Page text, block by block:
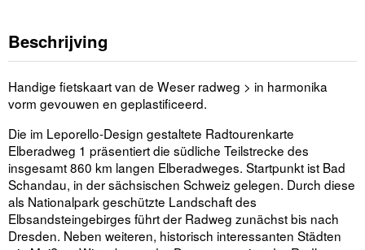
Beschrijving
Handige fietskaart van de Weser radweg > in harmonika
vorm gevouwen en geplastificeerd.
Die im Leporello-Design gestaltete Radtourenkarte
Elberadweg 1 präsentiert die südliche Teilstrecke des
insgesamt 860 km langen Elberadweges. Startpunkt ist Bad
Schandau, in der sächsischen Schweiz gelegen. Durch diese
als Nationalpark geschützte Landschaft des
Elbsandsteingebirges führt der Radweg zunächst bis nach
Dresden. Neben weiteren, historisch interessanten Städten